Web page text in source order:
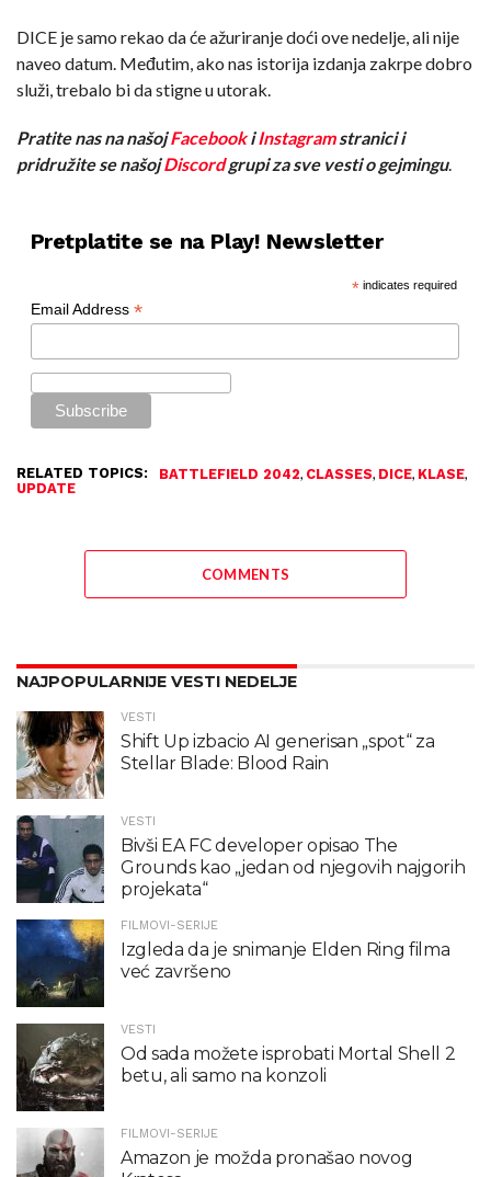
DICE je samo rekao da će ažuriranje doći ove nedelje, ali nije
naveo datum. Međutim, ako nas istorija izdanja zakrpe dobro
služi, trebalo bi da stigne u utorak.
Pratite nas na našojFacebookiInstagramstranici i
pridružite se našojDiscordgrupi za sve vesti o gejmingu.
Pretplatite se na Play! Newsletter
*indicates required
Email Address *
RELATED TOPICS: BATTLEFIELD 2042, CLASSES, DICE, KLASE,
UPDATE
COMMENTS
NAJPOPULARNIJE VESTI NEDELJE
VESTI
Shift Up izbacio AI generisan „spot“ za
Stellar Blade: Blood Rain
VESTI
Bivši EA FC developer opisao The
Grounds kao „jedan od njegovih najgorih
projekata“
FILMOVI-SERIJE
Izgleda da je snimanje Elden Ring filma
već završeno
VESTI
Od sada možete isprobati Mortal Shell 2
betu, ali samo na konzoli
FILMOVI-SERIJE
Amazon je možda pronašao novog